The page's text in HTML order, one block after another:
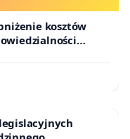
kosztów
i sędziów